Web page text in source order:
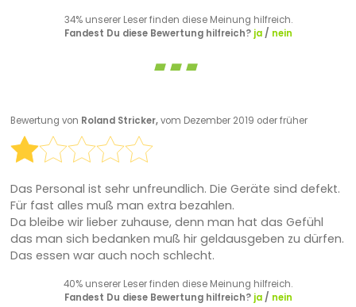
34% unserer Leser finden diese Meinung hilfreich.
Fandest Du diese Bewertung hilfreich? ja/ nein
Bewertung von Roland Stricker,vom Dezember 2019 oder früher
Das Personal ist sehr unfreundlich. Die Geräte sind defekt.
Für fast alles muß man extra bezahlen.
Da bleibe wir lieber zuhause, denn man hat das Gefühl
das man sich bedanken muß hir geldausgeben zu dürfen.
Das essen war auch noch schlecht.
40% unserer Leser finden diese Meinung hilfreich.
Fandest Du diese Bewertung hilfreich? ja/ nein